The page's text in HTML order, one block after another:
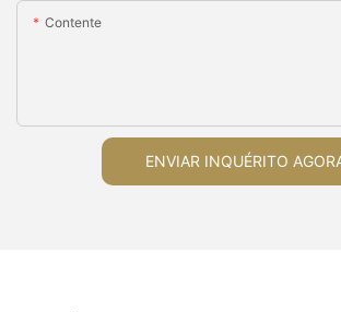
Contente
ENVIAR INQUÉRITO